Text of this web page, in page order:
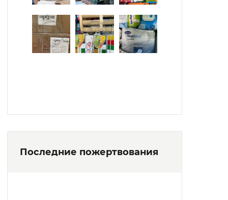
Последние пожертвования